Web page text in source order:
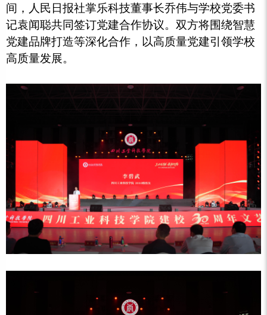
间，人民日报社掌乐科技董事长乔伟与学校党委书
记袁闻聪共同签订党建合作协议。双方将围绕智慧
党建品牌打造等深化合作，以高质量党建引领学校
高质量发展。